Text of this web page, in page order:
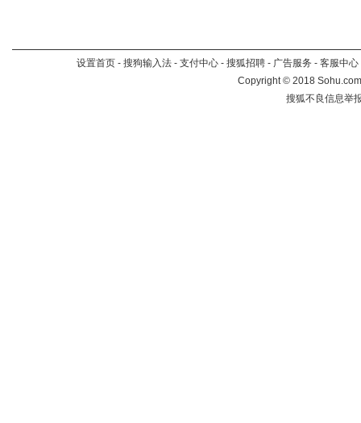
设置首页 - 搜狗输入法 - 支付中心 - 搜狐招聘 - 广告服务 - 客服中心
Copyright©2018
搜狐不良信息举